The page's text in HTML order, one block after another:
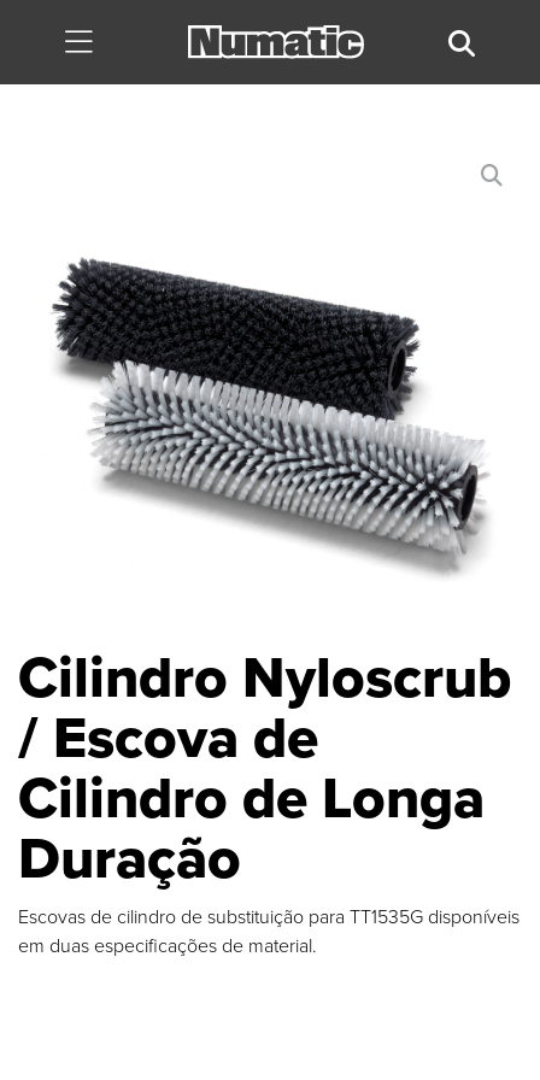
Cilindro Nyloscrub
/ Escova de
Cilindro de Longa
Duração
Escovas de cilindro de substituição para TT1535G disponíveis
em duas especificações de material.